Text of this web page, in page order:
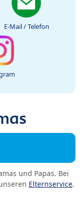
E-Mail / Telefon
und Papas. Bei
Elternservice.